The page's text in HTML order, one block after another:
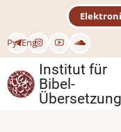
Inhalt
РусEng
Institut für
Bibel-
Übersetzung